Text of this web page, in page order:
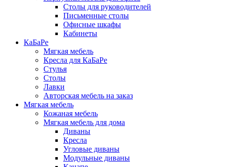
Столы для руководителей
Письменные столы
Офисные шкафы
Кабинеты
КаБаРе
Мягкая мебель
Кресла для КаБаРе
Стулья
Столы
Лавки
Авторская мебель на заказ
Мягкая мебель
Кожаная мебель
Мягкая мебель для дома
Диваны
Кресла
Угловые диваны
Модульные диваны